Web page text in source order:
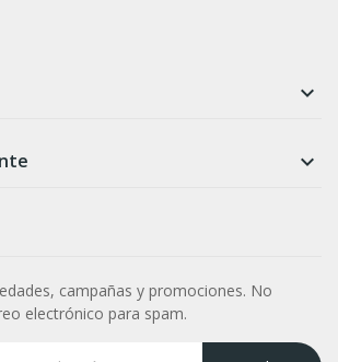


campañas y promociones. No
electrónico para spam.